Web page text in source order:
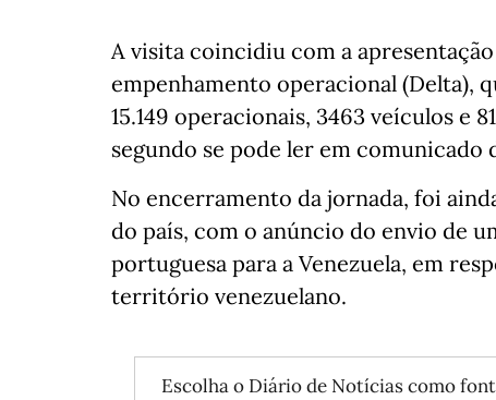
A visita coincidiu com a
empenhamento operacional (Delta),
15.149 operacionais, 3463 veículos e
segundo se pode ler em comunicado
No encerramento da jornada, foi
do país, com o anúncio do envio de
portuguesa para a Venezuela, em
território venezuelano.
Escolha o Diário de Notícias como